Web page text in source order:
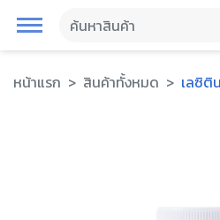
หน้าแรก สินค้าทั้งหมด เลซิติ